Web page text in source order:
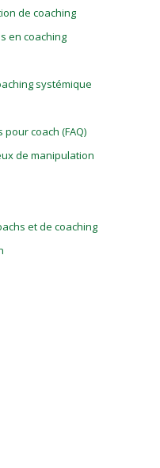
de coaching
en coaching
systémique
coach (FAQ)
de manipulation
et de coaching